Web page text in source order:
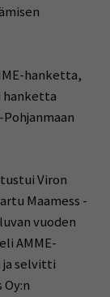
hanketta,
hanketta
Viron
Maamess -
vuoden
AMME-
ja selvitti